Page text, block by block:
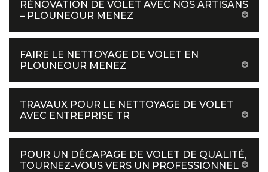
RÉNOVATION DE VOLET AVEC NOS ARTISANS
– PLOUNEOUR MENEZ
FAIRE LE NETTOYAGE DE VOLET EN
PLOUNEOUR MENEZ
TRAVAUX POUR LE NETTOYAGE DE VOLET
AVEC ENTREPRISE TR
POUR UN DÉCAPAGE DE VOLET DE QUALITÉ,
TOURNEZ-VOUS VERS UN PROFESSIONNEL